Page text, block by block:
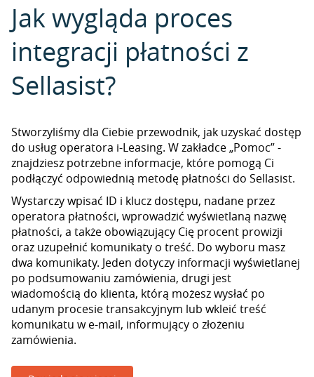
Jak wygląda proces
integracji płatności z
Sellasist?
Stworzyliśmy dla Ciebie przewodnik, jak uzyskać dostęp
do usług operatora i-Leasing. W zakładce „Pomoc” -
znajdziesz potrzebne informacje, które pomogą Ci
podłączyć odpowiednią metodę płatności do Sellasist.
Wystarczy wpisać ID i klucz dostępu, nadane przez
operatora płatności, wprowadzić wyświetlaną nazwę
płatności, a także obowiązujący Cię procent prowizji
oraz uzupełnić komunikaty o treść. Do wyboru masz
dwa komunikaty. Jeden dotyczy informacji wyświetlanej
po podsumowaniu zamówienia, drugi jest
wiadomością do klienta, którą możesz wysłać po
udanym procesie transakcyjnym lub wkleić treść
komunikatu w e-mail, informujący o złożeniu
zamówienia.